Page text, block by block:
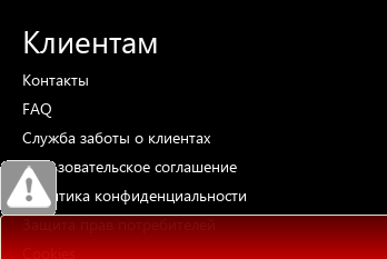
Клиентам
Контакты
FAQ
Служба заботы о клиентах
Пользовательское соглашение
Политика конфиденциальности
Защита прав потребителей
Cookies